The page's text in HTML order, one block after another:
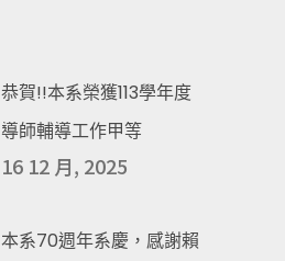
恭賀!!本系榮獲113學年度
導師輔導工作甲等
16 12 月, 2025
本系70週年系慶，感謝賴